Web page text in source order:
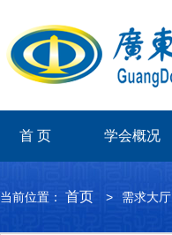
首 页 学会概况
当前位置： 首页 > 需求大厅